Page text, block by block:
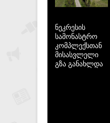
ნეკრესის
სამონასტრო
კომპლექსთან
მისასვლელი
გზა განახლდა